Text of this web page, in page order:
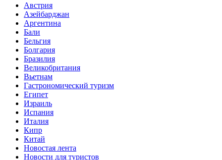
Австрия
Азейбарджан
Аргентина
Бали
Бельгия
Болгария
Бразилия
Великобритания
Вьетнам
Гастрономический туризм
Египет
Израиль
Испания
Италия
Кипр
Китай
Новостая лента
Новости для туристов